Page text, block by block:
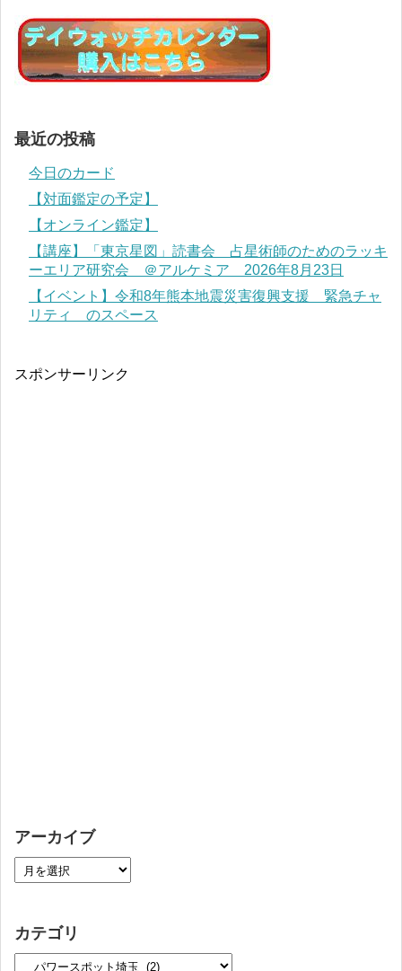
最近の投稿
今日のカード
【対面鑑定の予定】
【オンライン鑑定】
【講座】「東京星図」読書会 占星術師のためのラッキ
ーエリア研究会 ＠アルケミア 2026年8月23日
【イベント】令和8年熊本地震災害復興支援 緊急チャ
リティ のスペース
スポンサーリンク
アーカイブ
カテゴリ